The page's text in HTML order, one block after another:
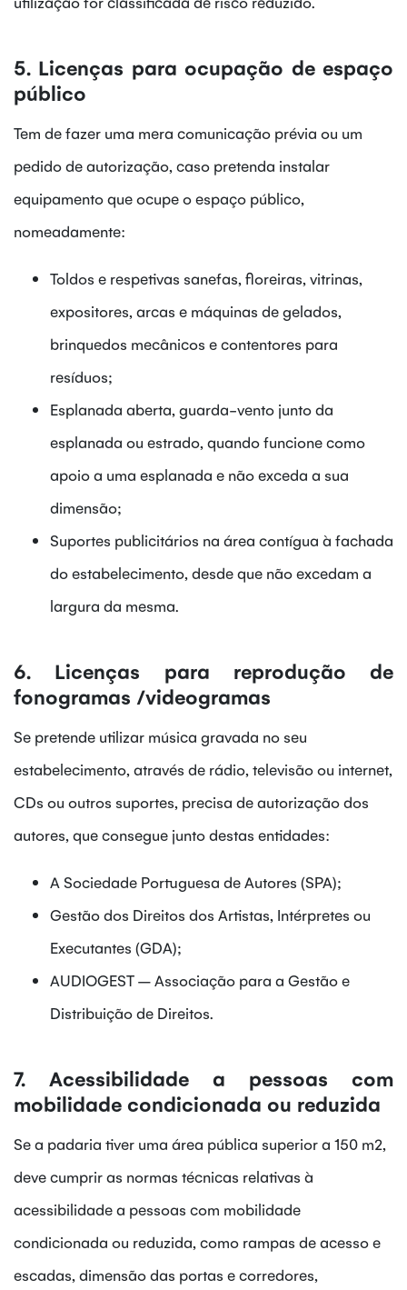
5. Licenças para ocupação de espaço
público
Tem de fazer uma mera comunicação prévia ou um
pedido de autorização, caso pretenda instalar
equipamento que ocupe o espaço público,
nomeadamente:
Toldos e respetivas sanefas, floreiras, vitrinas,
expositores, arcas e máquinas de gelados,
brinquedos mecânicos e contentores para
resíduos;
Esplanada aberta, guarda-vento junto da
esplanada ou estrado, quando funcione como
apoio a uma esplanada e não exceda a sua
dimensão;
Suportes publicitários na área contígua à fachada
do estabelecimento, desde que não excedam a
largura da mesma.
6. Licenças para reprodução de
fonogramas /videogramas
Se pretende utilizar música gravada no seu
estabelecimento, através de rádio, televisão ou internet,
CDs ou outros suportes, precisa de autorização dos
autores, que consegue junto destas entidades:
A Sociedade Portuguesa de Autores (SPA);
Gestão dos Direitos dos Artistas, Intérpretes ou
Executantes (GDA);
AUDIOGEST – Associação para a Gestão e
Distribuição de Direitos.
7. Acessibilidade a pessoas com
mobilidade condicionada ou reduzida
Se a padaria tiver uma área pública superior a 150 m2,
deve cumprir as normas técnicas relativas à
acessibilidade a pessoas com mobilidade
condicionada ou reduzida, como rampas de acesso e
escadas, dimensão das portas e corredores,